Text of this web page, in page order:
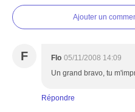
Ajouter un
F Flo 05/11/2008 14:09
Un grand bravo, tu
Répondre